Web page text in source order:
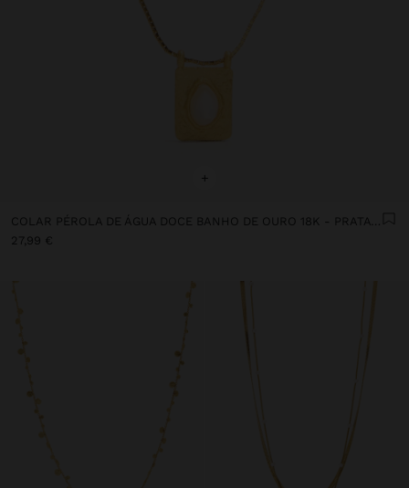
+
COLAR PÉROLA DE ÁGUA DOCE BANHO DE OURO 18K - PRATA DE LEI 925
27,99 €